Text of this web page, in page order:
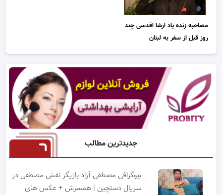
مصاحبه زنده یاد ارشا اقدسی چند
روز قبل از سفر به لبنان
جدیدترین مطالب
بیوگرافی مصطفی آزاد بازیگر نقش مصطفی در
سریال دستچین | همسرش + عکس های